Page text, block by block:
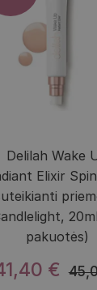
Delilah Wake
Elixir
pakuotės)
€